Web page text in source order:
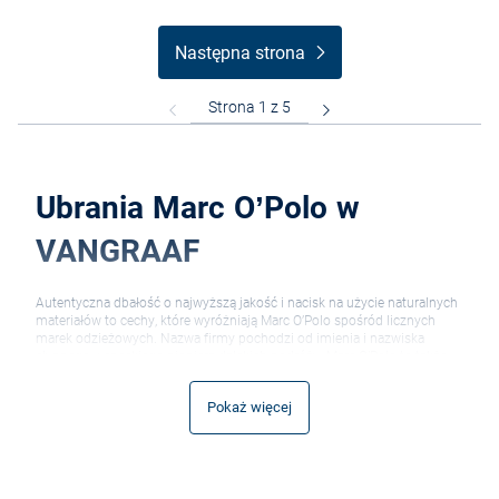
Następna strona
Ubrania Marc O’Polo w
VANGRAAF
Autentyczna dbałość o najwyższą jakość i nacisk na użycie naturalnych
materiałów to cechy, które wyróżniają Marc O’Polo spośród licznych
marek odzieżowych. Nazwa firmy pochodzi od imienia i nazwiska
swobodę. Pastelowe, ciepłe kolory i naturalne materiały oraz fasony
zaprojektowane ze smakiem zachęcają do sięgnięcia po odzież z logo
Pokaż więcej